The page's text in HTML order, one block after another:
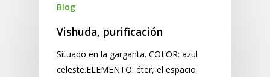
Blog
Vishuda, purificación
Situado en la garganta. COLOR: azul
celeste.ELEMENTO: éter, el espacio